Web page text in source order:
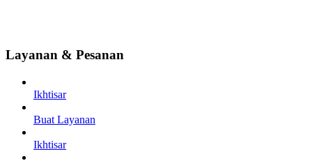
Layanan & Pesanan
Ikhtisar
Buat Layanan
Ikhtisar